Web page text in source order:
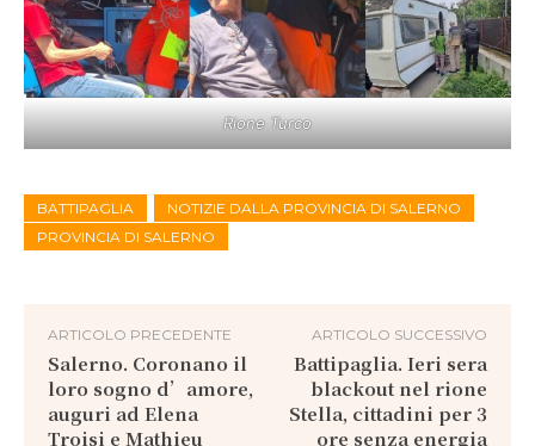
Rione Turco
BATTIPAGLIA
NOTIZIE DALLA PROVINCIA DI SALERNO
PROVINCIA DI SALERNO
ARTICOLO PRECEDENTE
Salerno. Coronano il
loro sogno d’amore,
auguri ad Elena
Troisi e Mathieu
ARTICOLO SUCCESSIVO
Battipaglia. Ieri sera
blackout nel rione
Stella, cittadini per 3
ore senza energia